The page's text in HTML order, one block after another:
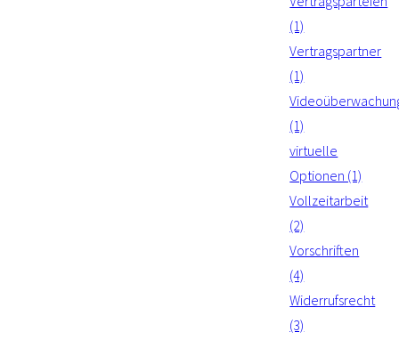
(1)
Vertragspartner
(1)
(1)
virtuelle
Optionen (1)
Vollzeitarbeit
(2)
Vorschriften
(4)
Widerrufsrecht
(3)